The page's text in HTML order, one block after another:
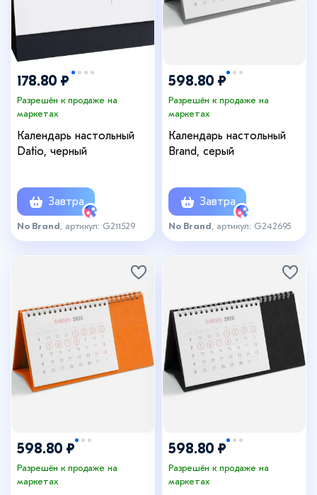
178.80 ₽
Разрешён к продаже на
маркетах
Календарь настольный
Datio, черный
Завтра
No Brand , артикул: G211529
598.80 ₽
Разрешён к продаже на
маркетах
Календарь настольный
Brand, серый
Завтра
No Brand , артикул: G242695
598.80 ₽
Разрешён к продаже на
маркетах
598.80 ₽
Разрешён к продаже на
маркетах